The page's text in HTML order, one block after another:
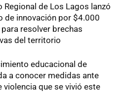
Regional de Los Lagos lanzó
de innovación por $4.000
resolver brechas
del territorio
educacional de
a conocer medidas ante
violencia que se vivió este